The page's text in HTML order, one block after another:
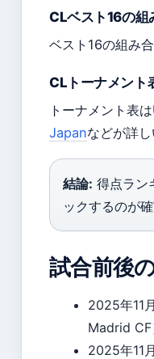
CLベスト16の組
ベスト16の組み
CLトーナメント
トーナメント表
Japanなどが詳し
結論: 得点ラン
ックするのが確
試合前後
2025年11
Madrid CF
2025年11